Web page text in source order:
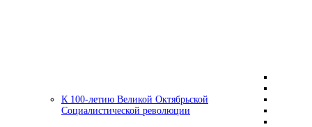
К 100-летию Великой Октябрьской
Социалистической революции